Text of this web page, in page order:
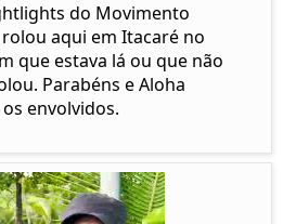
do Movimento
aqui em Itacaré no
que estava lá ou que não
Parabéns e Aloha
envolvidos.